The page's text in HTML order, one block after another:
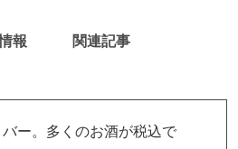
報 関連記事
ー。多くのお酒が税込で